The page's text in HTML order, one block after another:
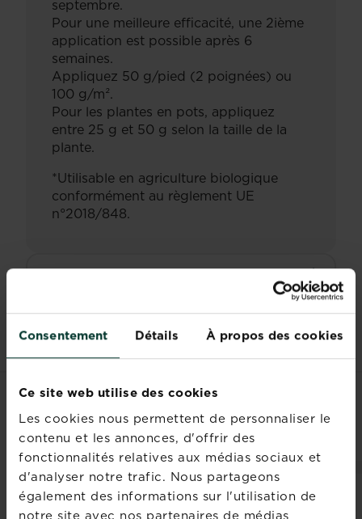
Consentement Détails À propos des cookies
Ce site web utilise des cookies
Les cookies nous permettent de personnaliser le
contenu et les annonces, d'offrir des
fonctionnalités relatives aux médias sociaux et
d'analyser notre trafic. Nous partageons
également des informations sur l'utilisation de
notre site avec nos partenaires de médias
septembre.
Pour une meilleure efficacité, une 2ième
application est possible après 6
semaines.
Appliquez 50 g/pied (2 poignées) ou
100 g/m².
Pour les plantes en pots, appliquez
entre 25 g et 50 g selon la taille de la
plante.
*Utilisable en agriculture biologique
conformément au règlement UE
n°2018/848.
Documents
PRODUITS ASSOCIÉS